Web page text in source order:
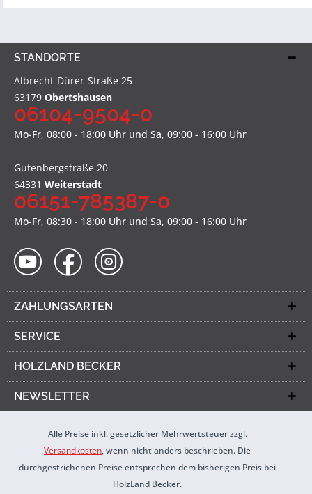
STANDORTE
Albrecht-Dürer-Straße 25
63179 Obertshausen
06104-9504-0
Mo-Fr, 08:00 - 18:00 Uhr und Sa, 09:00 - 16:00 Uhr
Gutenbergstraße 20
64331 Weiterstadt
06151-785387-0
Mo-Fr, 08:30 - 18:00 Uhr und Sa, 09:00 - 16:00 Uhr
ZAHLUNGSARTEN
SERVICE
HOLZLAND BECKER
NEWSLETTER
Alle Preise inkl. gesetzlicher Mehrwertsteuer zzgl.
Versandkosten, wenn nicht anders beschrieben. Die
durchgestrichenen Preise entsprechen dem bisherigen Preis bei
HolzLand Becker.